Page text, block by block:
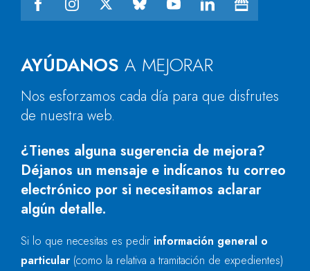
AYÚDANOS A MEJORAR
Nos esforzamos cada día para que disfrutes
de nuestra web.
¿Tienes alguna sugerencia de mejora?
Déjanos un mensaje e indícanos tu correo
electrónico por si necesitamos aclarar
algún detalle.
Si lo que necesitas es pedir información general o
particular (como la relativa a tramitación de expedientes)